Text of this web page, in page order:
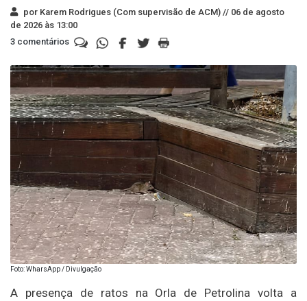
por Karem Rodrigues (Com supervisão de ACM) // 06 de agosto
de 2026 às 13:00
3 comentários
Foto: WharsApp / Divulgação
A presença de ratos na Orla de Petrolina volta a